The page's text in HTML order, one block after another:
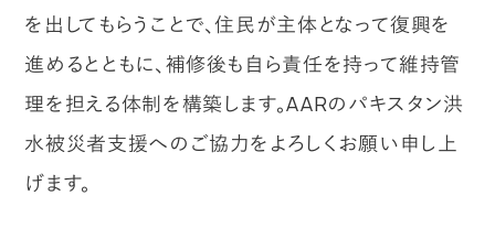
を出してもらうことで、住民が主体となって復興を
進めるとともに、補修後も自ら責任を持って維持管
理を担える体制を構築します。AARのパキスタン洪
水被災者支援へのご協力をよろしくお願い申し上
げます。